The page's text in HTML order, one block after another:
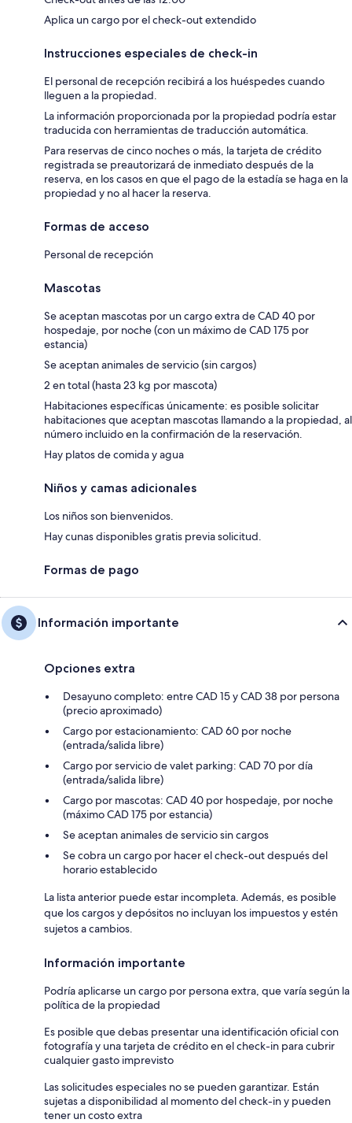
Aplica un cargo por el check-out extendido
Instrucciones especiales de check-in
El personal de recepción recibirá a los huéspedes cuando
lleguen a la propiedad.
La información proporcionada por la propiedad podría estar
traducida con herramientas de traducción automática.
Para reservas de cinco noches o más, la tarjeta de crédito
registrada se preautorizará de inmediato después de la
reserva, en los casos en que el pago de la estadía se haga en la
propiedad y no al hacer la reserva.
Formas de acceso
Personal de recepción
Mascotas
Se aceptan mascotas por un cargo extra de CAD 40 por
hospedaje, por noche (con un máximo de CAD 175 por
estancia)
Se aceptan animales de servicio (sin cargos)
2 en total (hasta 23 kg por mascota)
Habitaciones específicas únicamente: es posible solicitar
habitaciones que aceptan mascotas llamando a la propiedad, al
número incluido en la confirmación de la reservación.
Hay platos de comida y agua
Niños y camas adicionales
Los niños son bienvenidos.
Hay cunas disponibles gratis previa solicitud.
Formas de pago
Información importante
Opciones extra
Desayuno completo: entre CAD 15 y CAD 38 por persona
(precio aproximado)
Cargo por estacionamiento: CAD 60 por noche
(entrada/salida libre)
Cargo por servicio de valet parking: CAD 70 por día
(entrada/salida libre)
Cargo por mascotas: CAD 40 por hospedaje, por noche
(máximo CAD 175 por estancia)
Se aceptan animales de servicio sin cargos
Se cobra un cargo por hacer el check-out después del
horario establecido
La lista anterior puede estar incompleta. Además, es posible
que los cargos y depósitos no incluyan los impuestos y estén
sujetos a cambios.
Información importante
Podría aplicarse un cargo por persona extra, que varía según la
política de la propiedad
Es posible que debas presentar una identificación oficial con
fotografía y una tarjeta de crédito en el check-in para cubrir
cualquier gasto imprevisto
Las solicitudes especiales no se pueden garantizar. Están
sujetas a disponibilidad al momento del check-in y pueden
tener un costo extra